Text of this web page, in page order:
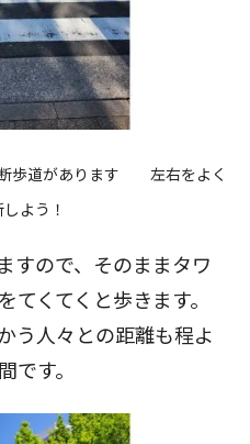
歩道があります 左右をよく
よう！
すので、そのままタワ
くてくと歩きます。
う人々との距離も程よ
です。